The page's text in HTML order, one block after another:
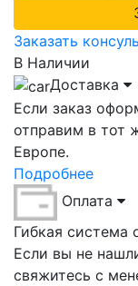
Заказать
В Наличии
Доставка
Если заказ
отправим в тот
Европе.
Подробнее
Оплата
Гибкая система
Если вы не
свяжитесь с